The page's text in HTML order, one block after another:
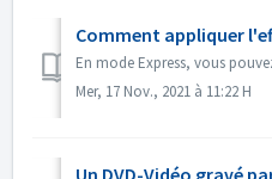
Comment appliquer
Mer, 17 Nov., 2021 à 11:22 H
Un DVD-Vidéo gravé